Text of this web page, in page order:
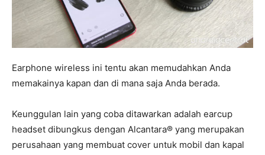
Earphone wireless ini tentu akan memudahkan Anda
memakainya kapan dan di mana saja Anda berada.
Keunggulan lain yang coba ditawarkan adalah earcup
headset dibungkus dengan Alcantara® yang merupakan
perusahaan yang membuat cover untuk mobil dan kapal